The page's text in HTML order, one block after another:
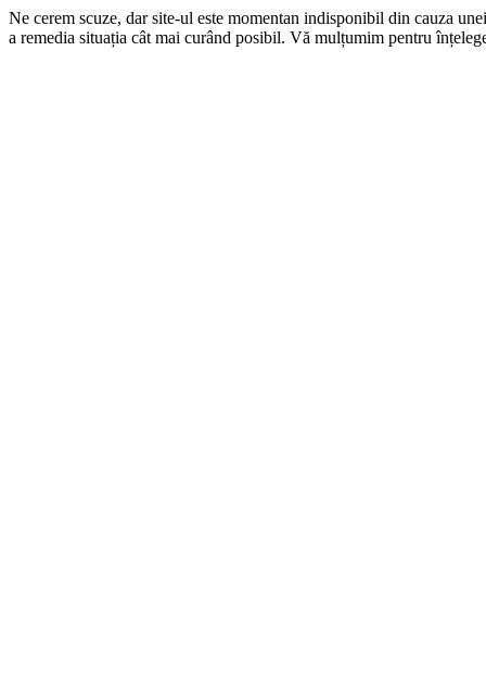
Ne cerem scuze, dar site-ul este momentan indisponibil din cauza
a remedia situația cât mai curând posibil. Vă mulțumim pentru